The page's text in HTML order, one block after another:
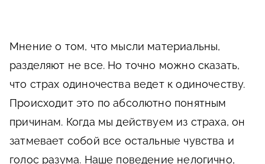
Мнение о том, что мысли материальны,
разделяют не все. Но точно можно сказать,
что страх одиночества ведет к одиночеству.
Происходит это по абсолютно понятным
причинам. Когда мы действуем из страха, он
затмевает собой все остальные чувства и
голос разума. Наше поведение нелогично,